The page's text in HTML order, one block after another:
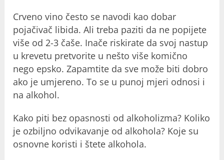
Crveno vino često se navodi kao dobar
pojačivač libida. Ali treba paziti da ne popijete
više od 2-3 čaše. Inače riskirate da svoj nastup
u krevetu pretvorite u nešto više komično
nego epsko. Zapamtite da sve može biti dobro
ako je umjereno. To se u punoj mjeri odnosi i
na alkohol.
Kako piti bez opasnosti od alkoholizma? Koliko
je ozbiljno odvikavanje od alkohola? Koje su
osnovne koristi i štete alkohola.